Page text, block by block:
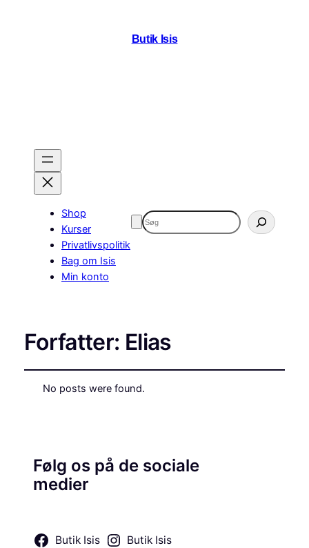
Butik Isis
Shop
Kurser
Privatlivspolitik
Bag om Isis
Min konto
Søg
Forfatter: Elias
No posts were found.
Følg os på de sociale
medier
Butik Isis
Butik Isis